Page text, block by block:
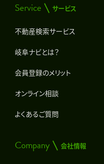
Service サービス
不動産検索サービス
岐阜ナビとは？
会員登録のメリット
オンライン相談
よくあるご質問
Company 会社情報